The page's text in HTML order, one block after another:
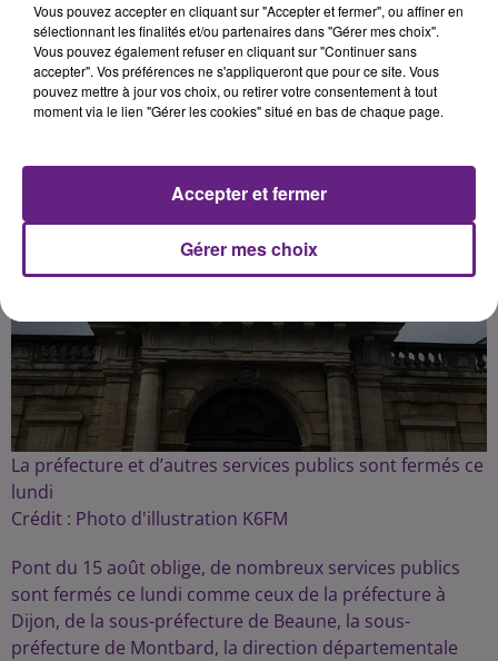
Publié : 14 août 2023 à 8h43 par Fabrice Aubry
La préfecture et d’autres services publics sont fermés ce
lundi
Crédit : Photo d'illustration K6FM
Pont du 15 août oblige, de nombreux services publics
sont fermés ce lundi comme ceux de la préfecture à
Dijon, de la sous-préfecture de Beaune, la sous-
préfecture de Montbard, la direction départementale
Vous pouvez accepter en cliquant sur "Accepter et fermer", ou affiner en
sélectionnant les finalités et/ou partenaires dans "Gérer mes choix".
Vous pouvez également refuser en cliquant sur "Continuer sans
accepter". Vos préférences ne s'appliqueront que pour ce site. Vous
pouvez mettre à jour vos choix, ou retirer votre consentement à tout
moment via le lien "Gérer les cookies" situé en bas de chaque page.
Gérer mes choix
Accepter et fermer